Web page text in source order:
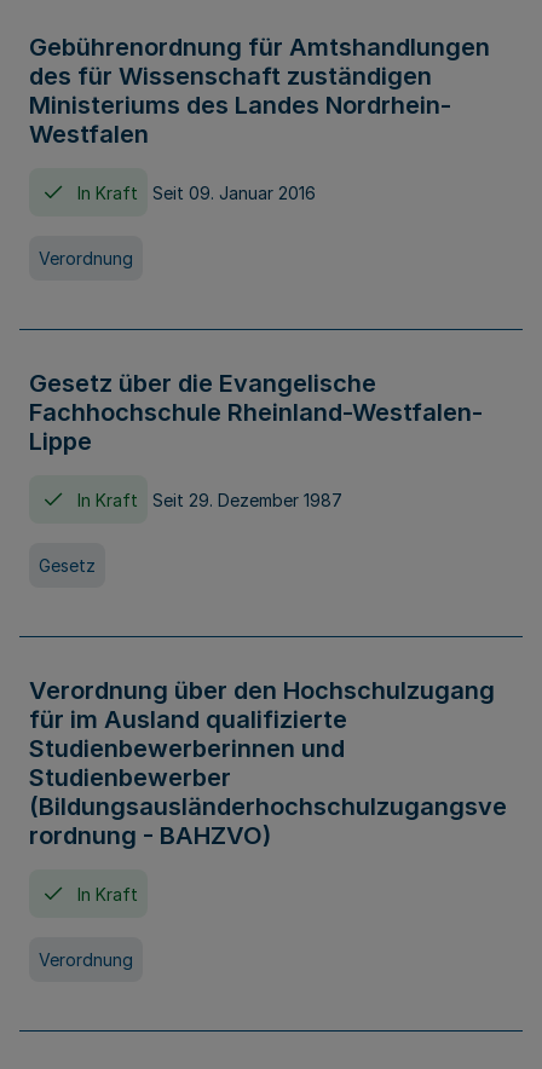
Gebührenordnung für Amtshandlungen
des für Wissenschaft zuständigen
Ministeriums des Landes Nordrhein-
Westfalen
In Kraft Seit 09. Januar 2016
Verordnung
Gesetz über die Evangelische
Fachhochschule Rheinland-Westfalen-
Lippe
In Kraft Seit 29. Dezember 1987
Gesetz
Verordnung über den Hochschulzugang
für im Ausland qualifizierte
Studienbewerberinnen und
Studienbewerber
(Bildungsausländerhochschulzugangsve
rordnung - BAHZVO)
In Kraft
Verordnung